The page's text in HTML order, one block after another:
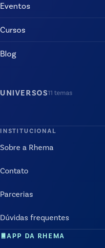
Eventos
Cursos
Blog
UNIVERSOS11 temas
INSTITUCIONAL
Sobre a Rhema
Contato
Parcerias
Dúvidas frequentes
APP DA RHEMA